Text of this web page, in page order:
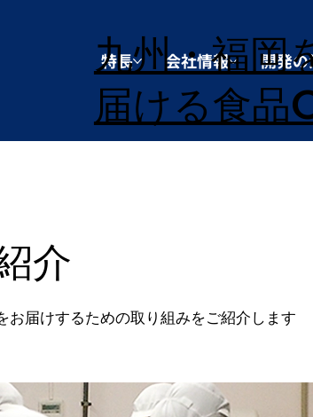
特長 会社情報 開発
九州・福岡
届ける食品
介
お届けするための取り組みをご紹介します